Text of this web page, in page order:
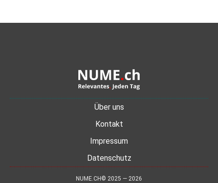
Über uns
Kontakt
Impressum
Datenschutz
NUME.CH© 2025 — 2026